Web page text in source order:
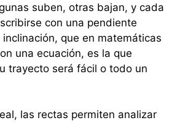
suben, otras bajan, y cada
con una pendiente
que en matemáticas
una ecuación, es la que
trayecto será fácil o todo un
las rectas permiten analizar